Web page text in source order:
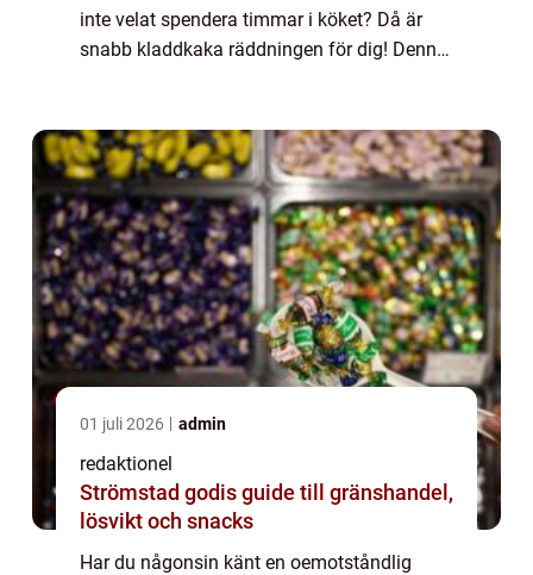
inte velat spendera timmar i köket? Då är
snabb kladdkaka räddningen för dig! Denna
01 juli 2026 admin
redaktionel
Strömstad godis guide till gränshandel,
lösvikt och snacks
Har du någonsin känt en oemotståndlig